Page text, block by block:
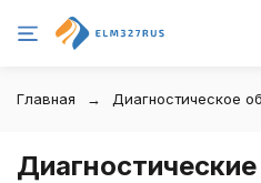
Главная Диагностическое